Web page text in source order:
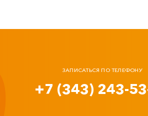
ЗАПИСАТЬСЯ ПО ТЕЛЕФОНУ
+7 (343) 243-